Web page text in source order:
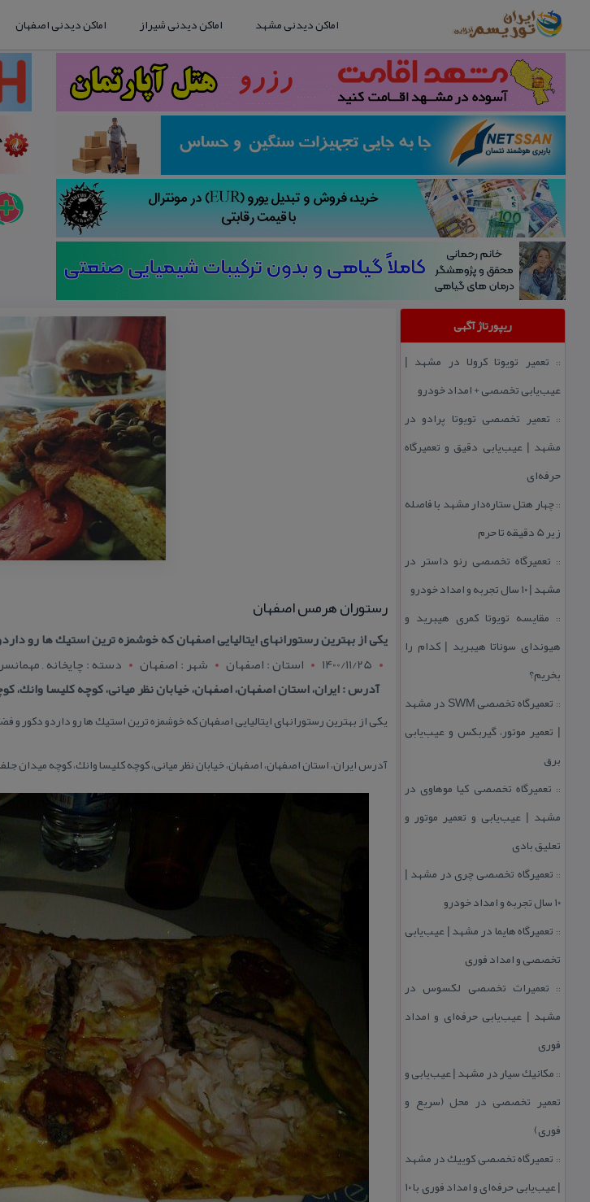
اماکن دیدنی مشهد اماکن دیدنی شیراز اماکن دیدنی اصفهان
ریپورتاژ آگهی
:: تعمیر تویوتا كرولا در مشهد |
عیب‌یابی تخصصی + امداد خودرو
:: تعمیر تخصصی تویوتا پرادو در
مشهد | عیب‌یابی دقیق و تعمیرگاه
حرفه‌ای
::چهار هتل‌ ستاره‌دار مشهد با فاصله
زیر 5 دقیقه تا حرم
:: تعمیرگاه تخصصی رنو داستر در
مشهد | ۱۰ سال تجربه و امداد خودرو
:: مقایسه تویوتا كمری هیبرید و
هیوندای سوناتا هیبرید | كدام را
بخریم؟
::
تعمیرگاه تخصصی SWM در مشهد
| تعمیر موتور، گیربكس و عیب‌یابی
برق
:: تعمیرگاه تخصصی كیا موهاوی در
مشهد | عیب‌یابی و تعمیر موتور و
تعلیق بادی
:: تعمیرگاه تخصصی چری در مشهد |
۱۰ سال تجربه و امداد خودرو
:: تعمیرگاه هایما در مشهد | عیب‌یابی
تخصصی و امداد فوری
:: تعمیرات تخصصی لكسوس در
مشهد | عیب‌یابی حرفه‌ای و امداد
فوری
:: مكانیك سیار در مشهد | عیب‌یابی و
تعمیر تخصصی در محل (سریع و
فوری)
:: تعمیرگاه تخصصی كوییك در مشهد
| عیب‌یابی حرفه‌ای و امداد فوری با ۱۰
رستوران هرمس اصفهان
یكی از بهترین رستورانهای ایتالیایی اصفهان كه خوشمزه ترین استیك ها رو
1400/11/25
استان : اصفهان شهر : اصفهان
دسته : چایخانه ,
آدرس : ایران، استان اصفهان، اصفهان، خیابان نظر میانی، كوچه كلیسا وانك، كوچه میدان
یكی از بهترین رستورانهای ایتالیایی اصفهان كه خوشمزه ترین استیك ها رو داردو دكور
آدرسایران، استان اصفهان، اصفهان، خیابان نظر میانی، كوچه كلیسا وانك، كوچه میدان جلفا